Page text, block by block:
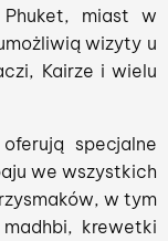
miast w
wizyty u
Kairze i wielu
specjalne
we wszystkich
w tym
krewetki